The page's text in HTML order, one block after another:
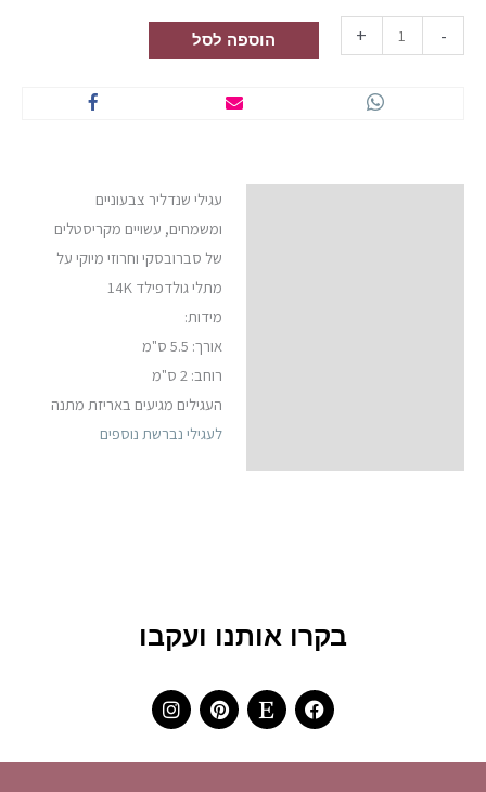
-
+ הוספה לסל
עגילי שנדליר צבעוניים
ומשמחים, עשויים מקריסטלים
של סברובסקי וחרוזי מיוקי על
מתלי גולדפילד 14K
מידות:
אורך: 5.5 ס"מ
רוחב: 2 ס"מ
העגילים מגיעים באריזת מתנה
לעגילי נברשת נוספים
בקרו אותנו ועקבו
F
a
c
e
E
t
s
y
P
i
n
t
I
n
s
t